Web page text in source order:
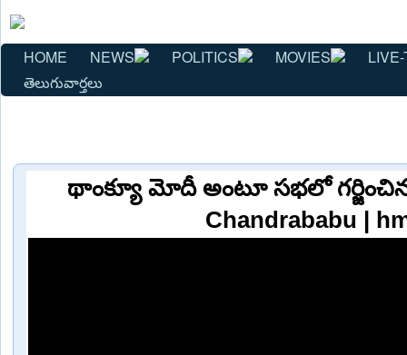
HOME NEWS POLITICS MOVIES
తెలుగువార్తలు
థాంక్యూ మోదీ అంటూ సభలో గర్జించిన
Chandrababu |